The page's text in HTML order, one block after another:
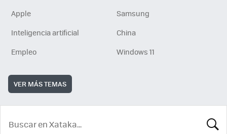
Apple
Samsung
Inteligencia artificial
China
Empleo
Windows 11
VER MÁS TEMAS